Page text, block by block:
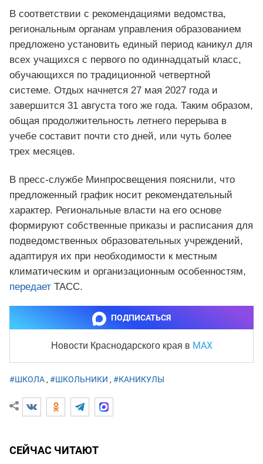
В соответствии с рекомендациями ведомства,
региональным органам управления образованием
предложено установить единый период каникул для
всех учащихся с первого по одиннадцатый класс,
обучающихся по традиционной четвертной
системе. Отдых начнется 27 мая 2027 года и
завершится 31 августа того же года. Таким образом,
общая продолжительность летнего перерыва в
учебе составит почти сто дней, или чуть более
трех месяцев.
В пресс-службе Минпросвещения пояснили, что
предложенный график носит рекомендательный
характер. Региональные власти на его основе
формируют собственные приказы и расписания для
подведомственных образовательных учреждений,
адаптируя их при необходимости к местным
климатическим и организационным особенностям,
передает ТАСС.
ПОДПИСАТЬСЯ
Новости Краснодарского края в MAX
#ШКОЛА, #ШКОЛЬНИКИ , #КАНИКУЛЫ
СЕЙЧАС ЧИТАЮТ